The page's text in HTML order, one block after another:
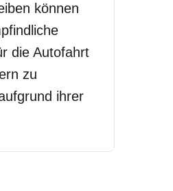
können
die Autofahrt
zu
ihrer